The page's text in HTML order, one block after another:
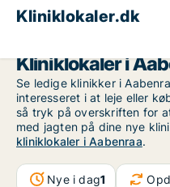
Kliniklokaler.dk
Kliniklokaler i
Se ledige klinikker i
interesseret i at leje eller
så tryk på overskriften for
med jagten på dine nye
kliniklokaler i Aabenraa.
Nye i dag1